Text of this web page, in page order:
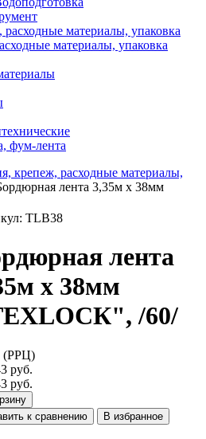
материалы, упаковка
фум-лента
крепеж, расходные материалы,
лента 3,35м х 38мм
TLB38
лента
х 38мм
/60/
(РРЦ)
руб.
руб.
к сравнению
В избранное